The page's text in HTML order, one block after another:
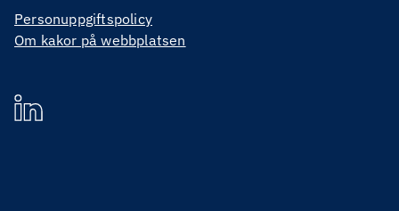
Personuppgiftspolicy
Om kakor på webbplatsen